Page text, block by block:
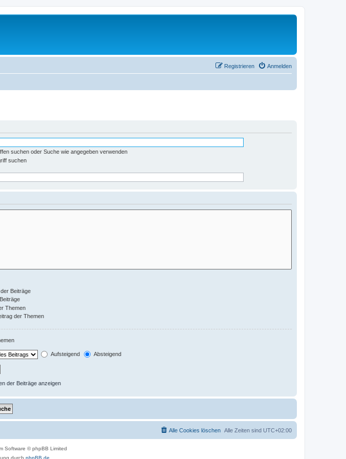
Anmelden
Registrieren
suchen oder Suche wie angegeben verwenden
suchen
Beiträge
Themen
der Themen
Aufsteigend Absteigend
der Beiträge anzeigen
Alle Zeiten sind UTC+02:00
Alle Cookies löschen
Software © phpBB Limited
durch phpBB.de